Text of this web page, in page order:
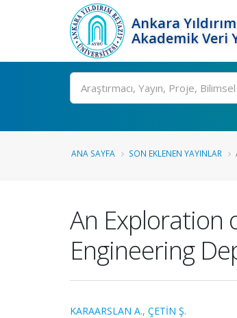
Ankara
Akademik Veri
Ara
ANA SAYFA SON EKLENEN YAYINLAR
An Exploration
Engineering
KARAARSLAN A., ÇETİN Ş.